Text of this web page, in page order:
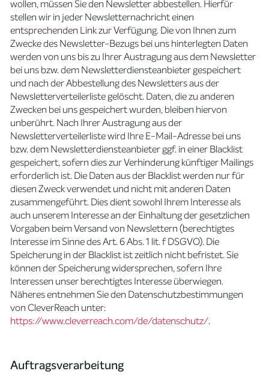
wollen, müssen Sie den Newsletter abbestellen. Hierfür
stellen wir in jeder Newsletternachricht einen
entsprechenden Link zur Verfügung. Die von Ihnen zum
Zwecke des Newsletter-Bezugs bei uns hinterlegten Daten
werden von uns bis zu Ihrer Austragung aus dem Newsletter
bei uns bzw. dem Newsletterdiensteanbieter gespeichert
und nach der Abbestellung des Newsletters aus der
Newsletterverteilerliste gelöscht. Daten, die zu anderen
Zwecken bei uns gespeichert wurden, bleiben hiervon
unberührt. Nach Ihrer Austragung aus der
Newsletterverteilerliste wird Ihre E-Mail-Adresse bei uns
bzw. dem Newsletterdiensteanbieter ggf. in einer Blacklist
gespeichert, sofern dies zur Verhinderung künftiger Mailings
erforderlich ist. Die Daten aus der Blacklist werden nur für
diesen Zweck verwendet und nicht mit anderen Daten
zusammengeführt. Dies dient sowohl Ihrem Interesse als
auch unserem Interesse an der Einhaltung der gesetzlichen
Vorgaben beim Versand von Newslettern (berechtigtes
Interesse im Sinne des Art. 6 Abs. 1 lit. f DSGVO). Die
Speicherung in der Blacklist ist zeitlich nicht befristet. Sie
können der Speicherung widersprechen, sofern Ihre
Interessen unser berechtigtes Interesse überwiegen.
Näheres entnehmen Sie den Datenschutzbestimmungen
von CleverReach unter:
https://www.cleverreach.com/de/datenschutz/.
Auftragsverarbeitung